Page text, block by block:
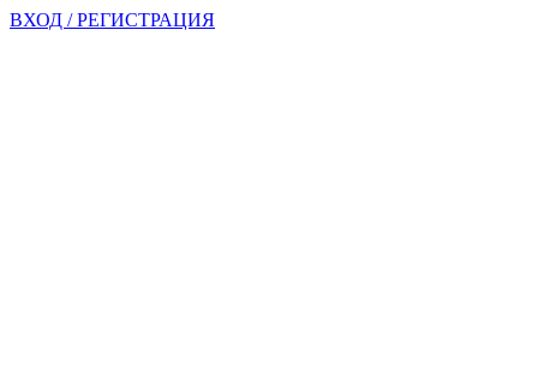
ВХОД / РЕГИСТРАЦИЯ